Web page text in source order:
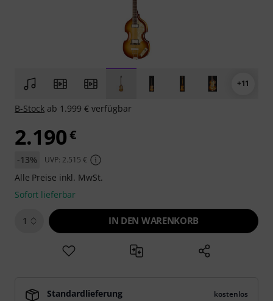
+11
B-Stock ab 1.999 € verfügbar
2.190€
-13% UVP: 2.515 €
Alle Preise inkl. MwSt.
Sofort lieferbar
1 IN DEN WARENKORB
Standardlieferung
kostenlos